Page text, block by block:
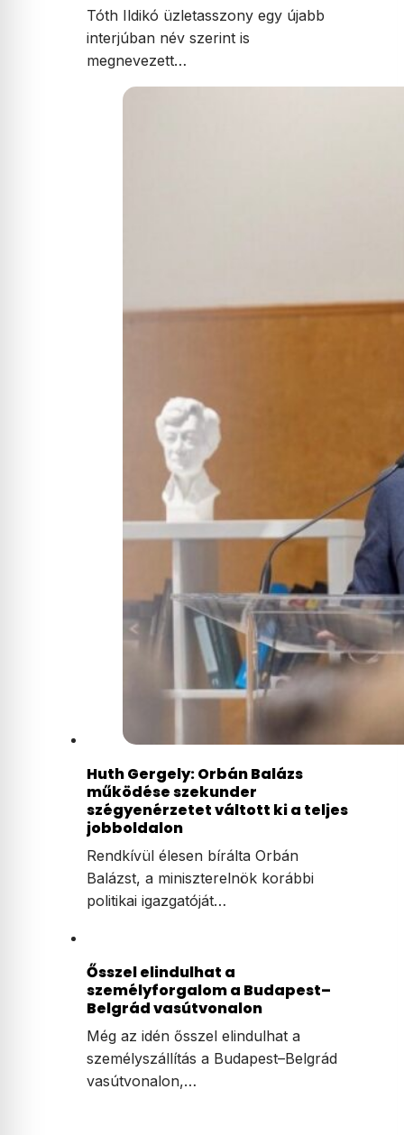
Tóth Ildikó üzletasszony egy újabb
interjúban név szerint is
megnevezett…
Huth Gergely: Orbán Balázs
működése szekunder
szégyenérzetet váltott ki a teljes
jobboldalon
Rendkívül élesen bírálta Orbán
Balázst, a miniszterelnök korábbi
politikai igazgatóját…
Ősszel elindulhat a
személyforgalom a Budapest–
Belgrád vasútvonalon
Még az idén ősszel elindulhat a
személyszállítás a Budapest–Belgrád
vasútvonalon,…